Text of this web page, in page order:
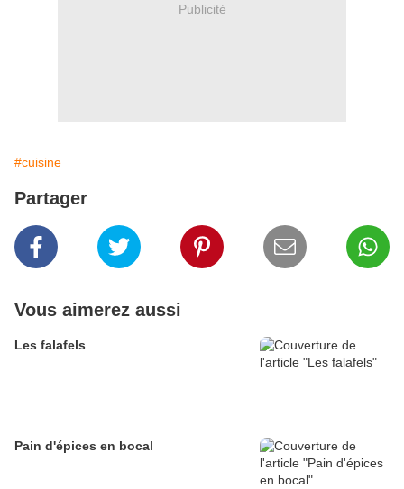
Publicité
#cuisine
Partager
Vous aimerez aussi
Les falafels
Pain d'épices en bocal